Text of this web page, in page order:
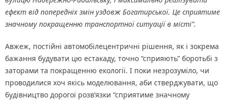
ефект від попередніх змін уздовж Богатирської. Це сприятиме
значному покращенню транспортної ситуації в місті”.
Авжеж, постійні автомобілецентричні рішення, як і зокрема
бажання будувати цю естакаду, точно “сприяють” боротьбі з
заторами та покращенню екології. І поки незрозуміло, чи
проводилися хоч якісь моделювання, аби стверджувати, що
будівництво дорогої розв’язки “сприятиме значному